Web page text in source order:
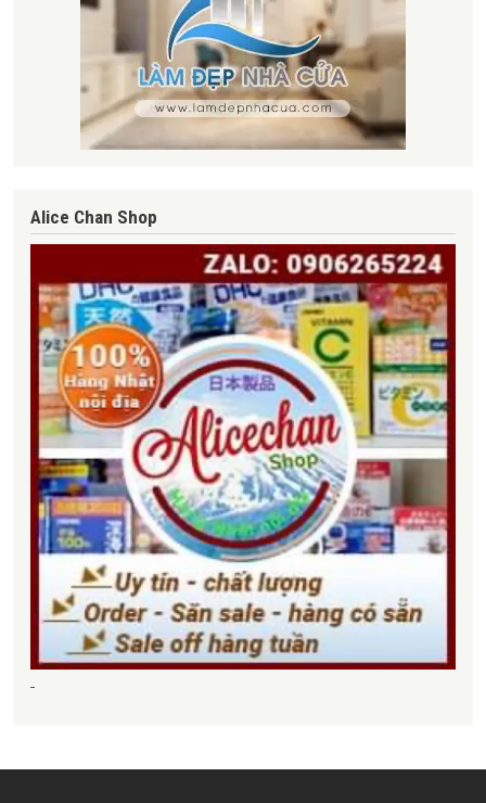
Alice Chan Shop